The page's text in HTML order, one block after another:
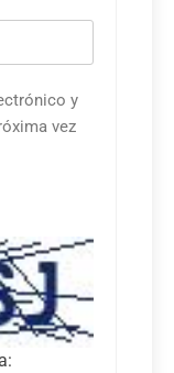
y
vez